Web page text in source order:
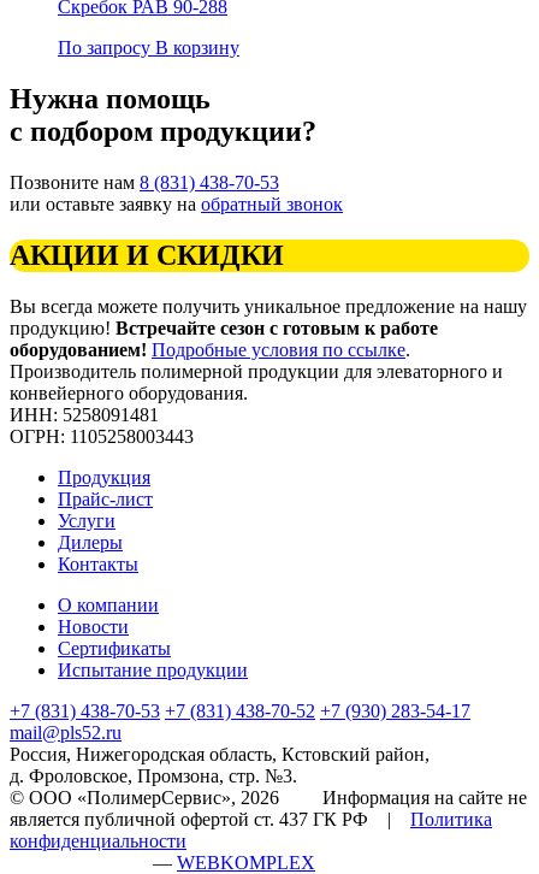
Скребок РАВ 90-288
По запросу В корзину
Нужна помощь
с подбором продукции?
Позвоните нам 8 (831) 438-70-53
или оставьте заявку на обратный звонок
АКЦИИ И СКИДКИ
Вы всегда можете получить уникальное предложение на нашу
продукцию! Встречайте сезон с готовым к работе
оборудованием! Подробные условия по ссылке.
Производитель полимерной продукции для элеваторного и
конвейерного оборудования.
ИНН: 5258091481
ОГРН: 1105258003443
Продукция
Прайс-лист
Услуги
Дилеры
Контакты
О компании
Новости
Сертификаты
Испытание продукции
+7 (831) 438-70-53 +7 (831) 438-70-52 +7 (930) 283-54-17
mail@pls52.ru
Россия, Нижегородская область, Кстовский район,
д. Фроловское, Промзона, стр. №3.
© ООО «ПолимерСервис», 2026 Информация на сайте не
является публичной офертой ст. 437 ГК РФ | Политика
конфиденциальности
— WEBKOMPLEX